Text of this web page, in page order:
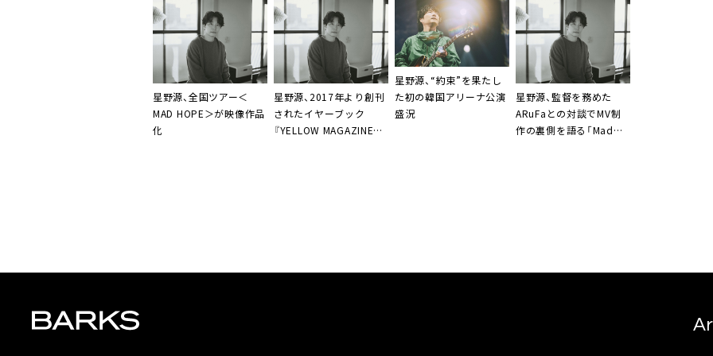
星野源、全国ツアー＜
MAD HOPE＞が映像作品
化
星野源、2017年より創刊
されたイヤーブック
『YELLOW MAGAZINE
星野源、“約束”を果たし
た初の韓国アリーナ公演
盛況
星野源、監督を務めた
ARuFaとの対談でMV制
作の裏側を語る「Mad